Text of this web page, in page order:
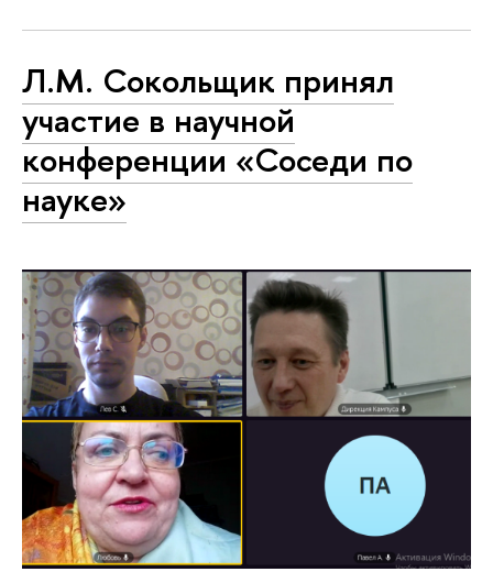
Л.М. Сокольщик принял
участие в научной
конференции «Соседи по
науке»